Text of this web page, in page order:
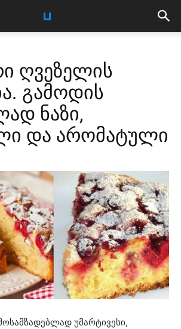
ღვეზელის
გამოდის
ნაზი,
და არომატული
უმარტივესი,